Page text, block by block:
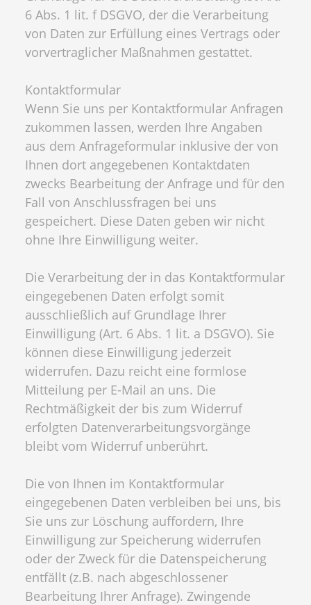
6 Abs. 1 lit. f DSGVO, der die Verarbeitung
von Daten zur Erfüllung eines Vertrags oder
vorvertraglicher Maßnahmen gestattet.
Kontaktformular
Wenn Sie uns per Kontaktformular Anfragen
zukommen lassen, werden Ihre Angaben
aus dem Anfrageformular inklusive der von
Ihnen dort angegebenen Kontaktdaten
zwecks Bearbeitung der Anfrage und für den
Fall von Anschlussfragen bei uns
gespeichert. Diese Daten geben wir nicht
ohne Ihre Einwilligung weiter.
Die Verarbeitung der in das Kontaktformular
eingegebenen Daten erfolgt somit
ausschließlich auf Grundlage Ihrer
Einwilligung (Art. 6 Abs. 1 lit. a DSGVO). Sie
können diese Einwilligung jederzeit
widerrufen. Dazu reicht eine formlose
Mitteilung per E-Mail an uns. Die
Rechtmäßigkeit der bis zum Widerruf
erfolgten Datenverarbeitungsvorgänge
bleibt vom Widerruf unberührt.
Die von Ihnen im Kontaktformular
eingegebenen Daten verbleiben bei uns, bis
Sie uns zur Löschung auffordern, Ihre
Einwilligung zur Speicherung widerrufen
oder der Zweck für die Datenspeicherung
entfällt (z.B. nach abgeschlossener
Bearbeitung Ihrer Anfrage). Zwingende